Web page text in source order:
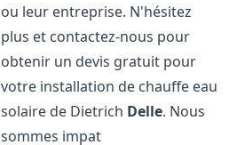
ou leur entreprise. N'hésitez
plus et contactez-nous pour
obtenir un devis gratuit pour
votre installation de chauffe eau
solaire de Dietrich Delle. Nous
sommes impat